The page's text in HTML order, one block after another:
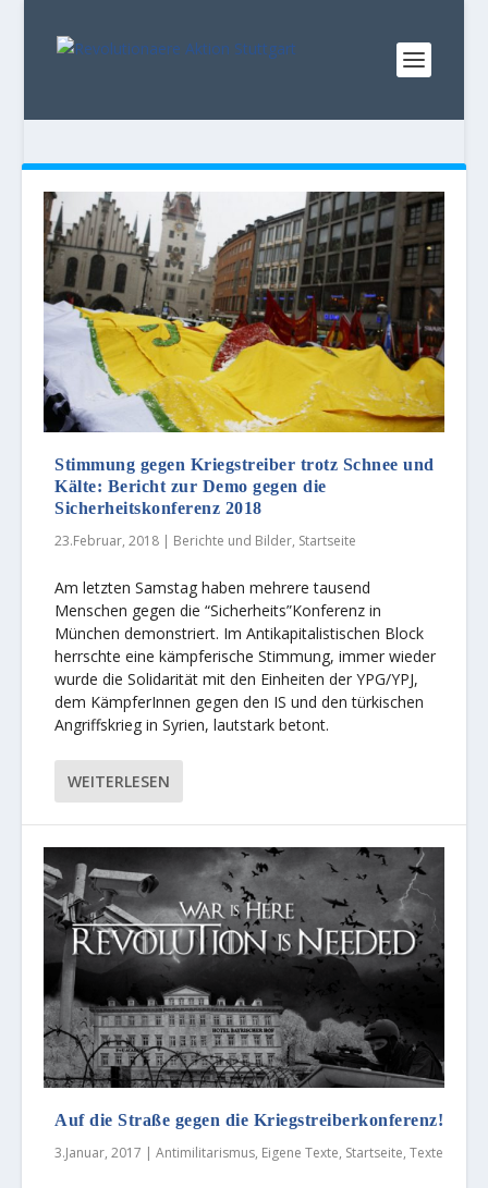
Stimmung gegen Kriegstreiber trotz Schnee und
Kälte: Bericht zur Demo gegen die
Sicherheitskonferenz 2018
23.Februar, 2018 | Berichte und Bilder, Startseite
Am letzten Samstag haben mehrere tausend
Menschen gegen die “Sicherheits”Konferenz in
München demonstriert. Im Antikapitalistischen Block
herrschte eine kämpferische Stimmung, immer wieder
wurde die Solidarität mit den Einheiten der YPG/YPJ,
dem KämpferInnen gegen den IS und den türkischen
Angriffskrieg in Syrien, lautstark betont.
WEITERLESEN
Auf die Straße gegen die Kriegstreiberkonferenz!
3.Januar, 2017 |Antimilitarismus, Eigene Texte, Startseite,Texte